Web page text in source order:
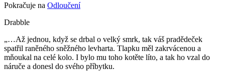
Pokračuje na Odloučení
Drabble
„…Až jednou, když se drbal o velký smrk, tak váš pradědeček
spatřil raněného sněžného levharta. Tlapku měl zakrvácenou a
mňoukal na celé kolo. I bylo mu toho kotěte líto, a tak ho vzal do
náruče a donesl do svého příbytku.